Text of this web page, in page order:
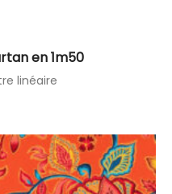
en 1m50
linéaire